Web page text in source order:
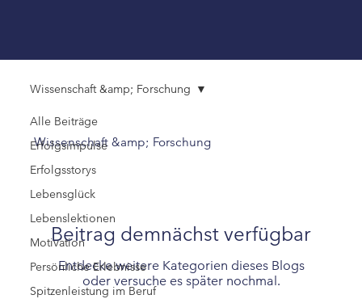
Alle Beiträge
Erfolgsimpulse
Erfolgsstorys
Lebensglück
Lebenslektionen
Motivation
Persönliche Erlebnisse
Spitzenleistung im Beruf
Wissenschaft &amp; Forschung
Wissenschaft &amp; Forschung
Beitrag demnächst verfügbar
Entdecke weitere Kategorien dieses Blogs
oder versuche es später nochmal.